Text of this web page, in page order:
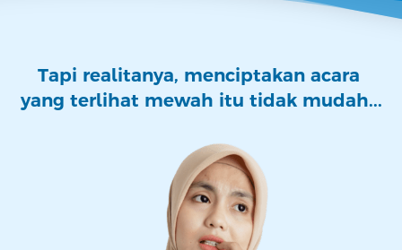
Tapi realitanya, menciptakan acara
yang terlihat mewah itu tidak mudah...